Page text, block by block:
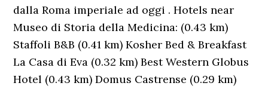
dalla Roma imperiale ad oggi . Hotels near
Museo di Storia della Medicina: (0.43 km)
Staffoli B&B (0.41 km) Kosher Bed & Breakfast
La Casa di Eva (0.32 km) Best Western Globus
Hotel (0.43 km) Domus Castrense (0.29 km)